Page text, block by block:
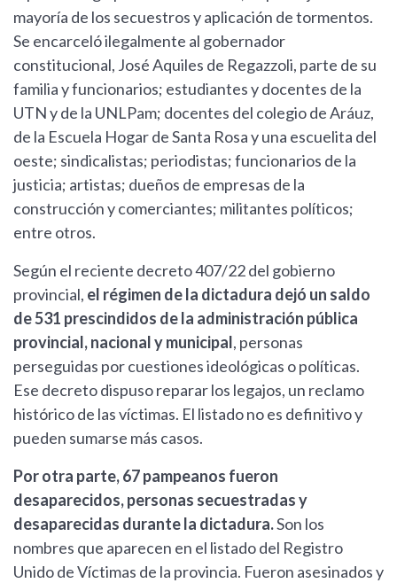
mayoría de los secuestros y aplicación de tormentos.
Se encarceló ilegalmente al gobernador
constitucional, José Aquiles de Regazzoli, parte de su
familia y funcionarios; estudiantes y docentes de la
UTN y de la UNLPam; docentes del colegio de Aráuz,
de la Escuela Hogar de Santa Rosa y una escuelita del
oeste; sindicalistas; periodistas; funcionarios de la
justicia; artistas; dueños de empresas de la
construcción y comerciantes; militantes políticos;
entre otros.
Según el reciente decreto 407/22 del gobierno
provincial, el régimen de la dictadura dejó un saldo
de 531 prescindidos de la administración pública
provincial, nacional y municipal, personas
perseguidas por cuestiones ideológicas o políticas.
Ese decreto dispuso reparar los legajos, un reclamo
histórico de las víctimas. El listado no es definitivo y
pueden sumarse más casos.
Por otra parte, 67 pampeanos fueron
desaparecidos, personas secuestradas y
desaparecidas durante la dictadura.Son los
nombres que aparecen en el listado del Registro
Unido de Víctimas de la provincia. Fueron asesinados y